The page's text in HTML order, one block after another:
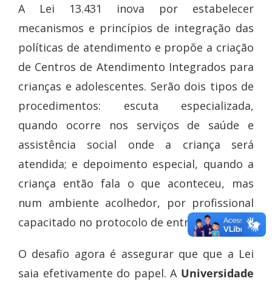
A Lei 13.431 inova por estabelecer
mecanismos e princípios de integração das
políticas de atendimento e propõe a criação
de Centros de Atendimento Integrados para
crianças e adolescentes. Serão dois tipos de
procedimentos: escuta especializada,
quando ocorre nos serviços de saúde e
assistência social onde a criança será
atendida; e depoimento especial, quando a
criança então fala o que aconteceu, mas
num ambiente acolhedor, por profissional
capacitado no protocolo de entrevista.
O desafio agora é assegurar que que a Lei
saia efetivamente do papel. A Universidade
Sobre a lei
teste
Click here